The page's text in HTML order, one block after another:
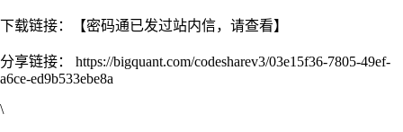
下载链接：【密码通已发过站内信，请查看】
分享链接： https://bigquant.com/codesharev3/03e15f36-7805-49ef-
a6ce-ed9b533ebe8a
\